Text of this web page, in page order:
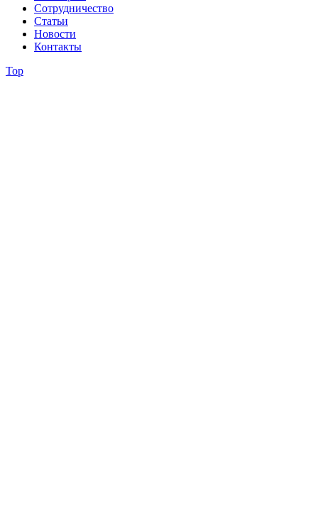
Сотрудничество
Статьи
Новости
Контакты
Top